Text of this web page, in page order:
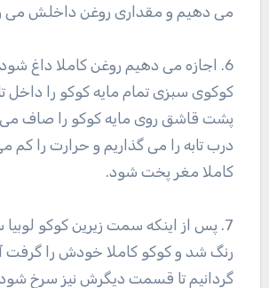
می دهیم و مقداری روغن داخلش می
6. اجازه می دهیم روغن کاملا داغ
کوکوی سبزی تمام مایه کوکو را داخل
پشت قاشق روی مایه کوکو را صاف می
درب تابه را می گذاریم و حرارت را کم
کاملا مغر پخت شود.
7. پس از اینکه سمت زیرین کوکو
رنگ شد و کوکو کاملا خودش را گرفت
گردانیم تا قسمت دیگرش نیز سرخ